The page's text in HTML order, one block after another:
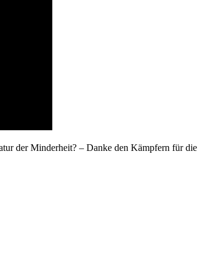
der Minderheit? – Danke den Kämpfern für die